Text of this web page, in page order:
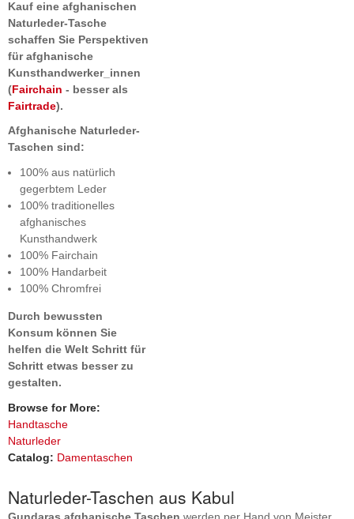
Kauf eine afghanischen
Naturleder-Tasche
schaffen Sie Perspektiven
für afghanische
Kunsthandwerker_innen
(Fairchain - besser als
Fairtrade).
Afghanische Naturleder-
Taschen sind:
100% aus natürlich
gegerbtem Leder
100% traditionelles
afghanisches
Kunsthandwerk
100% Fairchain
100% Handarbeit
100% Chromfrei
Durch bewussten
Konsum können Sie
helfen die Welt Schritt für
Schritt etwas besser zu
gestalten.
Browse for More:
Handtasche
Naturleder
Catalog: Damentaschen
Naturleder-Taschen aus Kabul
Gundaras afghanische Taschen werden per Hand von Meister